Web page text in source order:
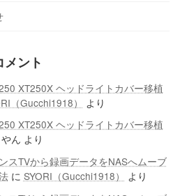
ント
XT250X ヘッドライトカバー移植
（Gucchi1918）
より
XT250X ヘッドライトカバー移植
ん より
スTVから録画データをNASへムーブ
に SYORI（Gucchi1918）
より